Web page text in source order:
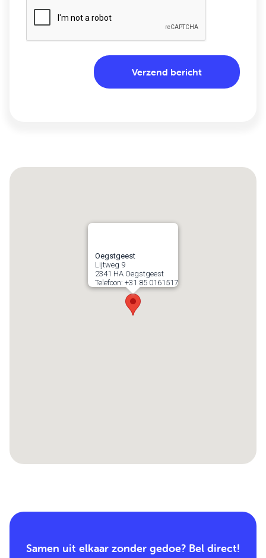
Oegstgeest
Lijtweg 9
2341 HA Oegstgeest
Telefoon: +31 85 0161517
Samen uit elkaar zonder gedoe? Bel direct!